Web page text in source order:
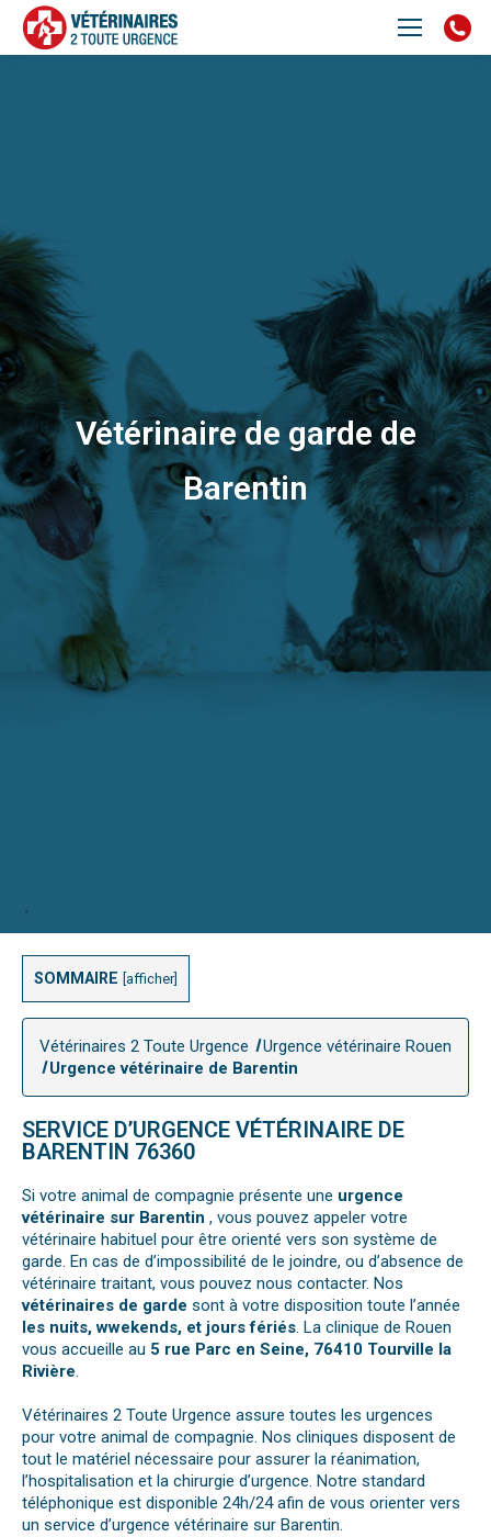
SOMMAIRE afficher
Vétérinaire de garde de
Barentin
Vétérinaires 2 Toute Urgence
Urgence vétérinaire Rouen
Urgence vétérinaire de Barentin
SERVICE D’URGENCE VÉTÉRINAIRE DE
BARENTIN 76360
Si votre animal de compagnie présente une urgence
vétérinaire sur Barentin , vous pouvez appeler votre
vétérinaire habituel pour être orienté vers son système de
garde. En cas de d’impossibilité de le joindre, ou d’absence de
vétérinaire traitant, vous pouvez nous contacter. Nos
vétérinaires de garde sont à votre disposition toute l’année
les nuits, wwekends, et jours fériés. La clinique de Rouen
vous accueille au 5 rue Parc en Seine, 76410 Tourville la
Rivière.
Vétérinaires 2 Toute Urgence assure toutes les urgences
pour votre animal de compagnie. Nos cliniques disposent de
tout le matériel nécessaire pour assurer la réanimation,
l’hospitalisation et la chirurgie d’urgence. Notre standard
téléphonique est disponible 24h/24 afin de vous orienter vers
un service d’urgence vétérinaire sur Barentin.